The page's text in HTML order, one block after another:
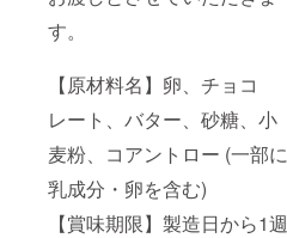
す。
【原材料名】卵、チョコ
レート、バター、砂糖、小
麦粉、コアントロー (一部に
乳成分・卵を含む)
【賞味期限】製造日から1週